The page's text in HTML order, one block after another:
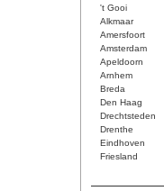
't Gooi
Alkmaar
Amersfoort
Amsterdam
Apeldoorn
Arnhem
Breda
Den Haag
Drechtsteden
Drenthe
Eindhoven
Friesland